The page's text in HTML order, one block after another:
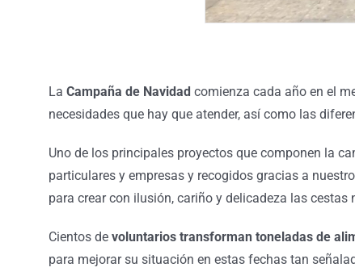
La Campaña de Navidad comienza cada año en el
necesidades que hay que atender, así como las
Uno de los principales proyectos que componen la
particulares y empresas y recogidos gracias a
para crear con ilusión, cariño y delicadeza las cestas
Cientos de voluntarios transforman toneladas de
para mejorar su situación en estas fechas tan